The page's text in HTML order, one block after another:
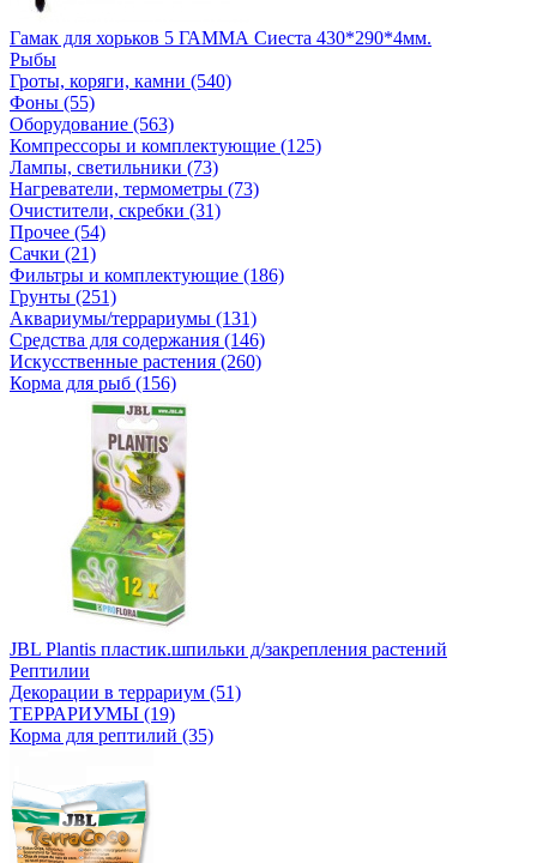
Гамак для хорьков 5 ГАММА Сиеста 430*290*4мм.
Рыбы
Гроты, коряги, камни (540)
Фоны (55)
Оборудование (563)
Компрессоры и комплектующие (125)
Лампы, светильники (73)
Нагреватели, термометры (73)
Очистители, скребки (31)
Прочее (54)
Сачки (21)
Фильтры и комплектующие (186)
Грунты (251)
Аквариумы/террариумы (131)
Средства для содержания (146)
Искусственные растения (260)
Корма для рыб (156)
JBL Plantis пластик.шпильки д/закрепления растений
Рептилии
Декорации в террариум (51)
ТЕРРАРИУМЫ (19)
Корма для рептилий (35)